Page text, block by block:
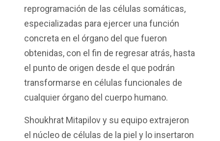
reprogramación de las células somáticas,
especializadas para ejercer una función
concreta en el órgano del que fueron
obtenidas, con el fin de regresar atrás, hasta
el punto de origen desde el que podrán
transformarse en células funcionales de
cualquier órgano del cuerpo humano.
Shoukhrat Mitapilov y su equipo extrajeron
el núcleo de células de la piel y lo insertaron